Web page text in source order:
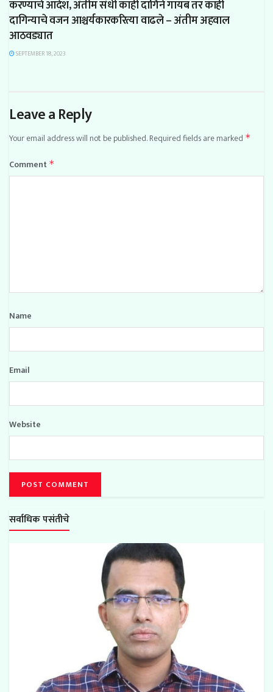
करण्याचे आदेश, अंतीम संधी काही दागिने गायब तर काही
दागिन्याचे वजन आश्चर्यकारकरित्या वाढले – अंतीम अहवाल
आठवड्यात
SEPTEMBER 18, 2023
Leave a Reply
Your email address will not be published.Required fields are marked *
Comment *
Name
Email
Website
सर्वाधिक पसंतीचे